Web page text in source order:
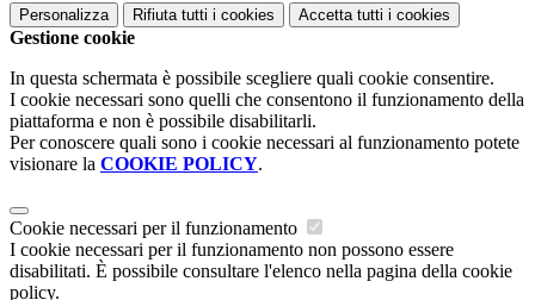
Personalizza Rifiuta tutti i cookies Accetta tutti i cookies
Gestione cookie
In questa schermata è possibile scegliere quali cookie consentire.
I cookie necessari sono quelli che consentono il funzionamento della
piattaforma e non è possibile disabilitarli.
Per conoscere quali sono i cookie necessari al funzionamento potete
visionare la COOKIE POLICY.
Cookie necessari per il funzionamento
I cookie necessari per il funzionamento non possono essere
disabilitati. È possibile consultare l'elenco nella pagina della cookie
policy.